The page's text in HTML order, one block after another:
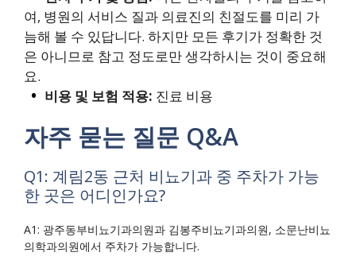
여, 병원의 서비스 질과 의료진의 친절도를 미리 가
늠해 볼 수 있답니다. 하지만 모든 후기가 정확한 것
은 아니므로 참고 정도로만 생각하시는 것이 중요해
요.
비용 및 보험 적용: 진료 비용
자주 묻는 질문 Q&A
Q1: 계림2동 근처 비뇨기과 중 주차가 가능
한 곳은 어디인가요?
A1: 광주동부비뇨기과의원과 김봉주비뇨기과의원, 소문난비뇨
의학과의원에서 주차가 가능합니다.